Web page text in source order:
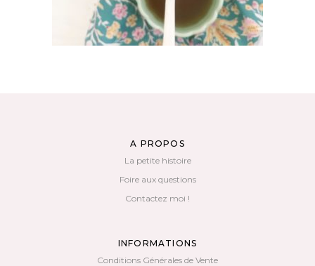
A PROPOS
La petite histoire
Foire aux questions
Contactez moi !
INFORMATIONS
Conditions Générales de Vente